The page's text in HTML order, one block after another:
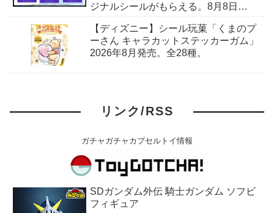
ジナルシールがもらえる。8月8日
【ディズニー】シール玩菓「くまのプ
ーさん キャラカットステッカーガム」
2026年8月発売。全28種。
リンク/RSS
ガチャガチャカプセルトイ情報
SDガンダム外伝 騎士ガンダム ソフビ
フィギュア